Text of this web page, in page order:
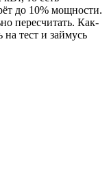
до 10% мощности.
пересчитать. Как-
на тест и займусь